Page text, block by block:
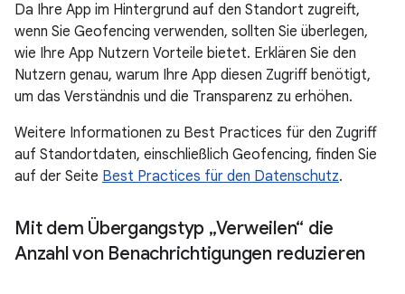
Da Ihre App im Hintergrund auf den Standort zugreift,
wenn Sie Geofencing verwenden, sollten Sie überlegen,
wie Ihre App Nutzern Vorteile bietet. Erklären Sie den
Nutzern genau, warum Ihre App diesen Zugriff benötigt,
um das Verständnis und die Transparenz zu erhöhen.
Weitere Informationen zu Best Practices für den Zugriff
auf Standortdaten, einschließlich Geofencing, finden Sie
auf der Seite Best Practices für den Datenschutz.
Mit dem Übergangstyp „Verweilen“ die
Anzahl von Benachrichtigungen reduzieren